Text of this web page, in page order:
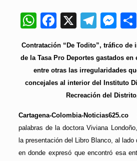
WhatsApp
Facebook
X
Contratación “De Todito”, tráfico de
de la Tasa Pro Deportes gastados
entre otras las irregularidades
concejales al interior del Instituto
Recreación del
Cartagena-Colombia-Noticias625.co
palabras de la doctora Viviana
la presentación del Libro Blanco, al
en donde expresó que encontró esa